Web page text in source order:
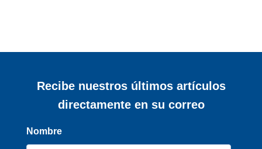
Recibe nuestros últimos artículos
directamente en su correo
Nombre